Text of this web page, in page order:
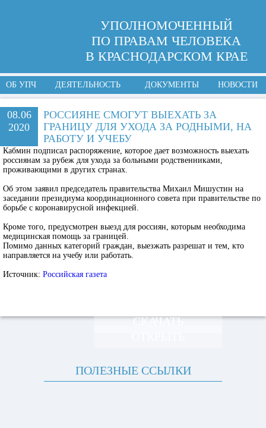
УПОЛНОМОЧЕННЫЙ
ПО ПРАВАМ ЧЕЛОВЕКА
В КРАСНОДАРСКОМ КРАЕ
ОБ УПЧ ДЕЯТЕЛЬНОСТЬ ДОКУМЕНТЫ НОВОСТИ
08.06
2020
РОССИЯНЕ СМОГУТ ВЫЕХАТЬ ЗА
ГРАНИЦУ ДЛЯ УХОДА ЗА РОДНЫМИ, НА
РАБОТУ И УЧЕБУ
Кабмин подписал распоряжение, которое дает возможность выехать
россиянам за рубеж для ухода за больными родственниками,
проживающими в других странах.
Об этом заявил председатель правительства Михаил Мишустин на
заседании президиума координационного совета при правительстве по
борьбе с коронавирусной инфекцией.
Кроме того, предусмотрен выезд для россиян, которым необходима
медицинская помощь за границей.
Помимо данных категорий граждан, выезжать разрешат и тем, кто
направляется на учебу или работать.
Источник: Российская газета
СКАЧАТЬ
ПОЛЕЗНЫЕ ССЫЛКИ